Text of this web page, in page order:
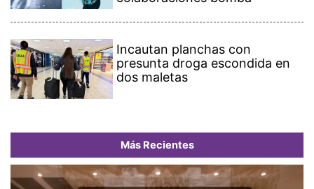
Incautan planchas con
presunta droga escondida en
dos maletas
Más Recientes